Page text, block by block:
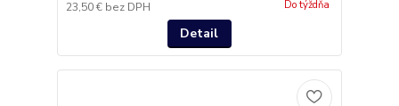
23,50 € bez DPH Do týždňa
Detail